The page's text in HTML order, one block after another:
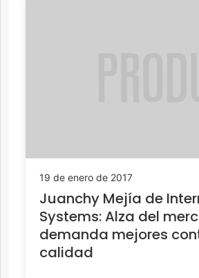
19 de enero de 2017
Juanchy Mejía de
Systems: Alza del
demanda mejores
calidad